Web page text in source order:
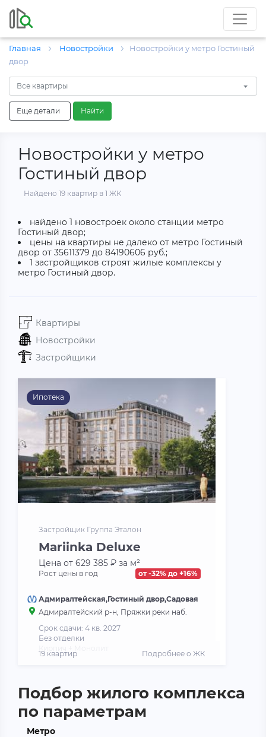
Главная Новостройки
Новостройки у метро Гостиный
двор
Все квартиры
Еще детали Найти
Новостройки у метро
Гостиный двор
Найдено 19 квартир в 1 ЖК
найдено 1 новостроек около станции метро
Гостиный двор;
цены на квартиры не далеко от метро Гостиный
двор от 35611379 до 84190606 руб.;
1 застройщиков строят жилые комплексы у
метро Гостиный двор.
Квартиры
Новостройки
Застройщики
Ипотека
Застройщик Группа Эталон
Mariinka Deluxe
Цена от 629 385 ₽ за м²
Рост цены в год от -32% до +16%
Адмиралтейская,Гостиный двор,Садовая
Адмиралтейский р-н, Пряжки реки наб.
Срок сдачи: 4 кв. 2027
Без отделки
19 квартир Подробнее о ЖК
Подбор жилого комплекса
по параметрам
Метро